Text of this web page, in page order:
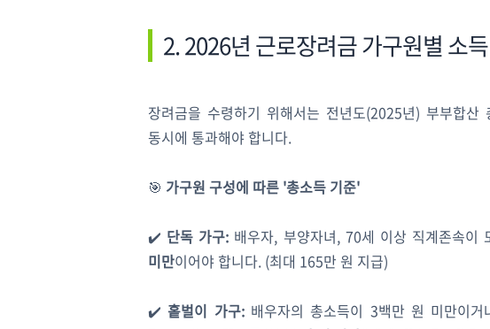
2. 2026년 근로장려금 가구원별 소
장려금을 수령하기 위해서는 전년도(2025년) 부부합
동시에 통과해야 합니다.
🎯 가구원 구성에 따른 '총소득 기준'
✔️ 단독 가구: 배우자, 부양자녀, 70세 이상 직계존속이
미만이어야 합니다. (최대 165만 원 지급)
✔️홑벌이 가구:배우자의 총소득이 3백만 원 미만이